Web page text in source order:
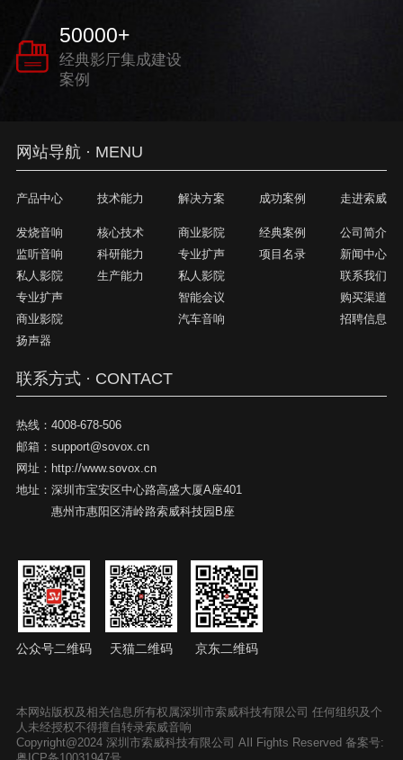
50000+
经典影厅集成建设
案例
网站导航 · MENU
产品中心
发烧音响
监听音响
私人影院
专业扩声
商业影院
扬声器
技术能力
核心技术
科研能力
生产能力
解决方案
商业影院
专业扩声
私人影院
智能会议
汽车音响
成功案例
经典案例
项目名录
走进索威
公司简介
新闻中心
联系我们
购买渠道
招聘信息
联系方式 · CONTACT
热线： 4008-678-506
邮箱： support@sovox.cn
网址： http://www.sovox.cn
地址： 深圳市宝安区中心路高盛大厦A座401
惠州市惠阳区清岭路索威科技园B座
公众号二维码 天猫二维码 京东二维码
本网站版权及相关信息所有权属深圳市索威科技有限公司 任何组织及个
人未经授权不得擅自转录索威音响
Copyright@2024 深圳市索威科技有限公司 AIl Fights Reserved 备案号: